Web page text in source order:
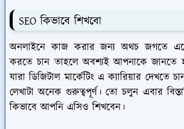
SEO কিভাবে শিখবো
অনলাইনে কাজ করার জন্য অথচ জগতে
করতে চান তাহলে অবশ্যই আপনাকে জানতে
যারা ডিজিটাল মার্কেটিং এ ক্যারিয়ার দেখতে
লেখাটা অনেক গুরুত্বপূর্ণ। তো চলুন এবার
কিভাবে আপনি এসিও শিখবেন।